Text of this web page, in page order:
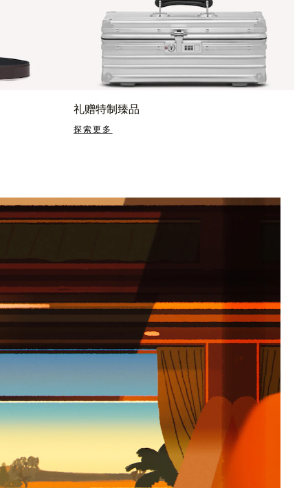
礼赠特制臻品
探索更多